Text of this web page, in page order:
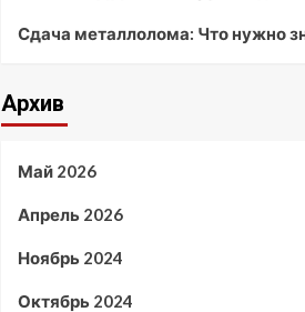
Сдача металлолома: Что нужно
Архив
Май 2026
Апрель 2026
Ноябрь 2024
Октябрь 2024